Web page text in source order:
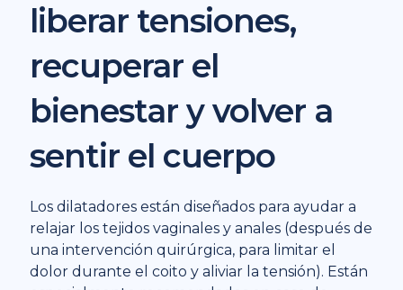
liberar tensiones,
recuperar el
bienestar y volver a
sentir el cuerpo
Los dilatadores están diseñados para ayudar a
relajar los tejidos vaginales y anales (después de
una intervención quirúrgica, para limitar el
dolor durante el coito y aliviar la tensión). Están